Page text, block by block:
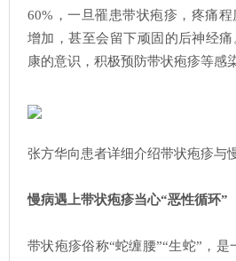
60%，一旦罹患带状疱疹，疼痛
增加，甚至会留下顽固的后神经
康的意识，积极预防带状疱疹等感
张方华向患者详细介绍带状疱疹与
慢病遇上带状疱疹当心“恶性循环”
带状疱疹俗称“蛇缠腰”“生蛇”，